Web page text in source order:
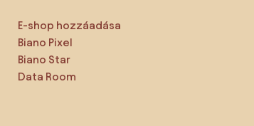
E-shop hozzáadása
Biano Pixel
Biano Star
Data Room